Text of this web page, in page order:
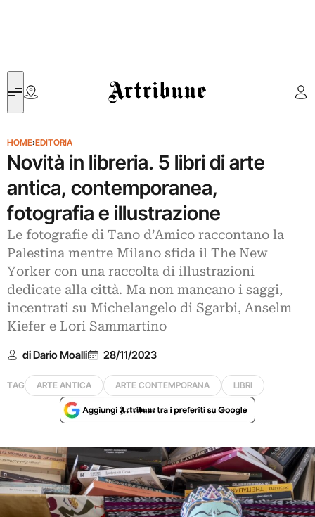
Artribune
HOME›EDITORIA
Novità in libreria. 5 libri di arte
antica, contemporanea,
fotografia e illustrazione
Le fotografie di Tano d’Amico raccontano la
Palestina mentre Milano sfida il The New
Yorker con una raccolta di illustrazioni
dedicate alla città. Ma non mancano i saggi,
incentrati su Michelangelo di Sgarbi, Anselm
Kiefer e Lori Sammartino
di Dario Moalli 28/11/2023
TAG ARTE ANTICA ARTE CONTEMPORANA LIBRI